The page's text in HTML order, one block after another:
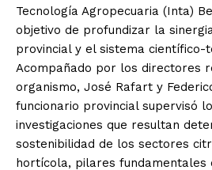
Tecnología Agropecuaria (Inta)
objetivo de profundizar la
provincial y el sistema científico-
Acompañado por los directores
organismo, José Rafart y
funcionario provincial supervisó
investigaciones que resultan
sostenibilidad de los sectores
hortícola, pilares fundamentales